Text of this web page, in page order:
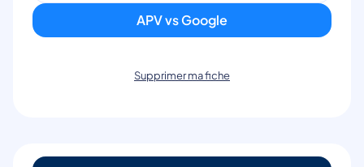
APV vs Google
Supprimer ma fiche